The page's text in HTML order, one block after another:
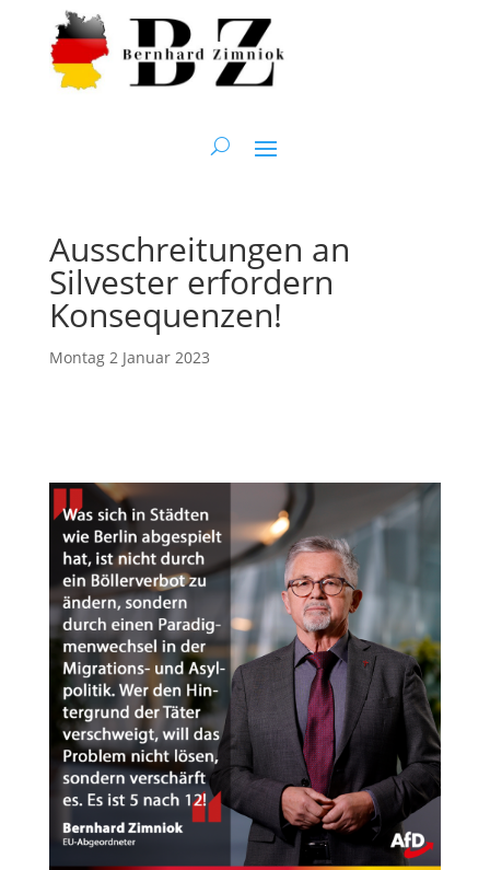
Ausschreitungen an
Silvester erfordern
Konsequenzen!
Montag 2 Januar 2023